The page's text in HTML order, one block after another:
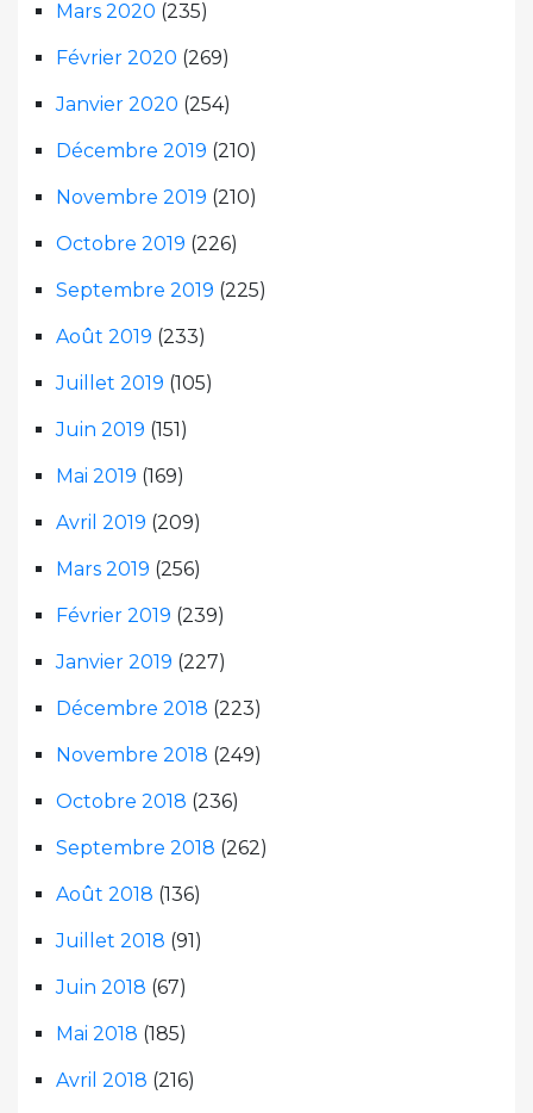
Mars 2020 (235)
Février 2020 (269)
Janvier 2020 (254)
Décembre 2019 (210)
Novembre 2019 (210)
Octobre 2019 (226)
Septembre 2019 (225)
Août 2019 (233)
Juillet 2019 (105)
Juin 2019 (151)
Mai 2019 (169)
Avril 2019 (209)
Mars 2019 (256)
Février 2019 (239)
Janvier 2019 (227)
Décembre 2018 (223)
Novembre 2018 (249)
Octobre 2018 (236)
Septembre 2018 (262)
Août 2018 (136)
Juillet 2018 (91)
Juin 2018 (67)
Mai 2018 (185)
Avril 2018 (216)